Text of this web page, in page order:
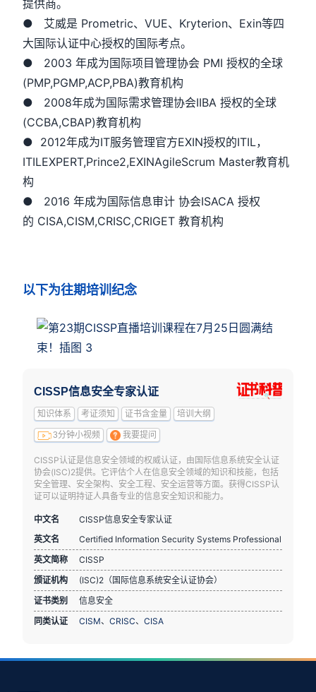
提供商。
● 艾威是 Prometric、VUE、Kryterion、Exin等四
大国际认证中心授权的国际考点。
● 2003 年成为国际项目管理协会 PMI 授权的全球
(PMP,PGMP,ACP,PBA)教育机构
● 2008年成为国际需求管理协会IIBA 授权的全球
(CCBA,CBAP)教育机构
● 2012年成为IT服务管理官方EXIN授权的ITIL，
ITILEXPERT,Prince2,EXINAgileScrum Master教育机
构
● 2016 年成为国际信息审计 协会ISACA 授权
的 CISA,CISM,CRISC,CRIGET 教育机构
以下为往期培训纪念
CISSP信息安全专家认证
知识体系 考证须知 证书含金量 培训大纲
3分钟小视频 我要提问
CISSP认证是信息安全领域的权威认证，由国际信息系统安全认证
协会(ISC)2提供。它评估个人在信息安全领域的知识和技能，包括
安全管理、安全架构、安全工程、安全运营等方面。获得CISSP认
证可以证明持证人具备专业的信息安全知识和能力。
中文名
CISSP信息安全专家认证
英文名
Certified Information Security Systems Professional
英文简称
CISSP
颁证机构
(ISC)2（国际信息系统安全认证协会）
证书类别
信息安全
同类认证
CISM、CRISC、CISA